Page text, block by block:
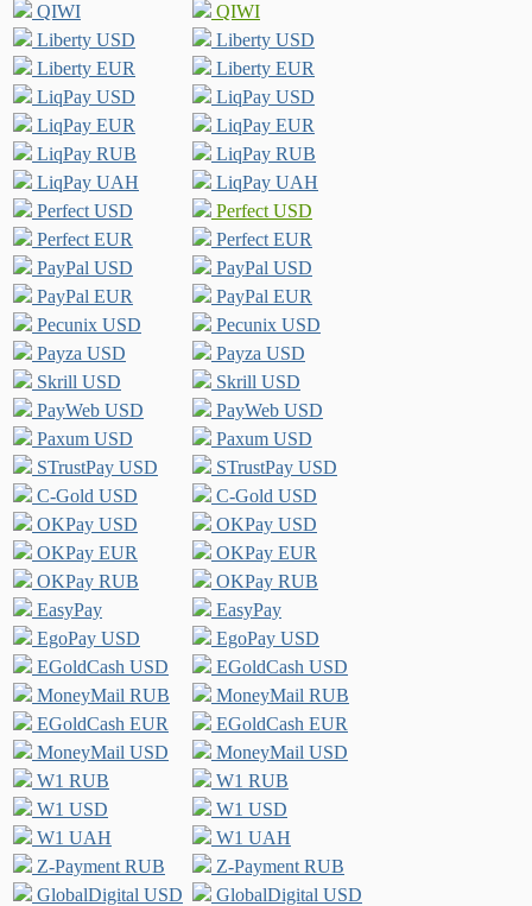
QIWI
QIWI
Liberty USD
Liberty USD
Liberty EUR
Liberty EUR
LiqPay USD
LiqPay USD
LiqPay EUR
LiqPay EUR
LiqPay RUB
LiqPay RUB
LiqPay UAH
LiqPay UAH
Perfect USD
Perfect USD
Perfect EUR
Perfect EUR
PayPal USD
PayPal USD
PayPal EUR
PayPal EUR
Pecunix USD
Pecunix USD
Payza USD
Payza USD
Skrill USD
Skrill USD
PayWeb USD
PayWeb USD
Paxum USD
Paxum USD
STrustPay USD
STrustPay USD
C-Gold USD
C-Gold USD
OKPay USD
OKPay USD
OKPay EUR
OKPay EUR
OKPay RUB
OKPay RUB
EasyPay
EasyPay
EgoPay USD
EgoPay USD
EGoldCash USD
EGoldCash USD
MoneyMail RUB
MoneyMail RUB
EGoldCash EUR
EGoldCash EUR
MoneyMail USD
MoneyMail USD
W1 RUB
W1 RUB
W1 USD
W1 USD
W1 UAH
W1 UAH
Z-Payment RUB
Z-Payment RUB
GlobalDigital USD
GlobalDigital USD